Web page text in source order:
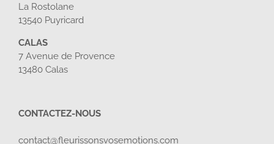
La Rostolane
13540 Puyricard
CALAS
7 Avenue de Provence
13480 Calas
CONTACTEZ-NOUS
contact@fleurissonsvosemotions.com